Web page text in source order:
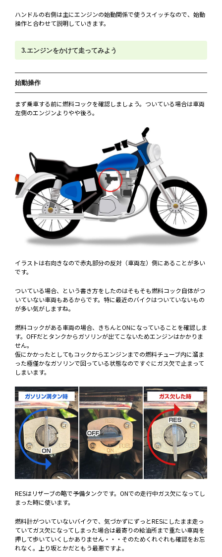
ハンドルの右側は主にエンジンの始動関係で使うスイッチなので、始動
操作と合わせて説明していきます。
3.エンジンをかけて走ってみよう
始動操作
まず乗車する前に燃料コックを確認しましょう。ついている場合は車両
左側のエンジンよりやや後ろ。
イラストは右向きなので赤丸部分の反対（車両左）側にあることが多い
です。
ついている場合、という書き方をしたのはそもそも燃料コック自体がつ
いていない車両もあるからです。特に最近のバイクはついていないもの
が多い気がしますね。
燃料コックがある車両の場合、きちんとONになっていることを確認しま
す。OFFだとタンクからガソリンが出てこないためエンジンはかかりま
せん。
仮にかかったとしてもコックからエンジンまでの燃料チューブ内に溜ま
った極僅かなガソリンで回っている状態なのですぐにガス欠で止まって
しまいます。
RESはリザーブの略で予備タンクです。ONでの走行中ガス欠になってし
まった時に使います。
燃料計がついていないバイクで、気づかずにずっとRESにしたまま走っ
ていてガス欠になってしまった場合は最寄りの給油所まで重たい車両を
押して歩いていくしかありません・・・そのためくれぐれも確認をお忘
れなく。上り坂とかだともう最悪ですよ。